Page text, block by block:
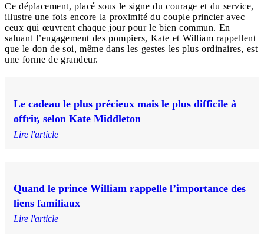
Ce déplacement, placé sous le signe du courage et du service,
illustre une fois encore la proximité du couple princier avec
ceux qui œuvrent chaque jour pour le bien commun. En
saluant l’engagement des pompiers, Kate et William rappellent
que le don de soi, même dans les gestes les plus ordinaires, est
une forme de grandeur.
Le cadeau le plus précieux mais le plus difficile à
offrir, selon Kate Middleton
Lire l'article
Quand le prince William rappelle l’importance des
liens familiaux
Lire l'article